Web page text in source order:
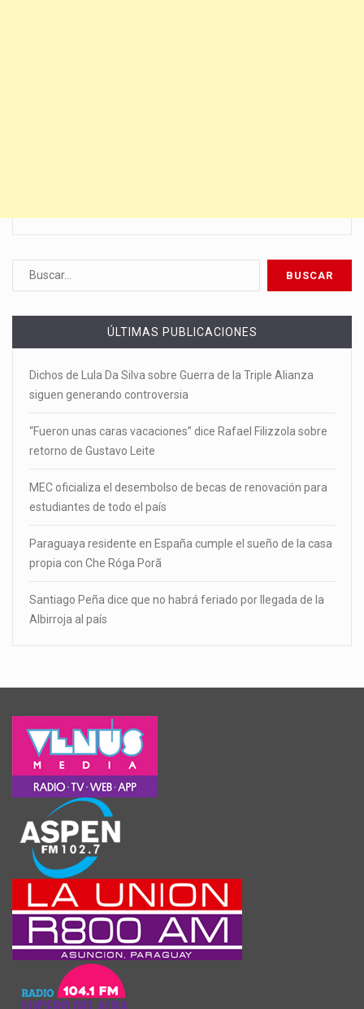
ÚLTIMAS PUBLICACIONES
Dichos de Lula Da Silva sobre Guerra de la Triple Alianza
siguen generando controversia
“Fueron unas caras vacaciones” dice Rafael Filizzola sobre
retorno de Gustavo Leite
MEC oficializa el desembolso de becas de renovación para
estudiantes de todo el país
Paraguaya residente en España cumple el sueño de la casa
propia con Che Róga Porã
Santiago Peña dice que no habrá feriado por llegada de la
Albirroja al país